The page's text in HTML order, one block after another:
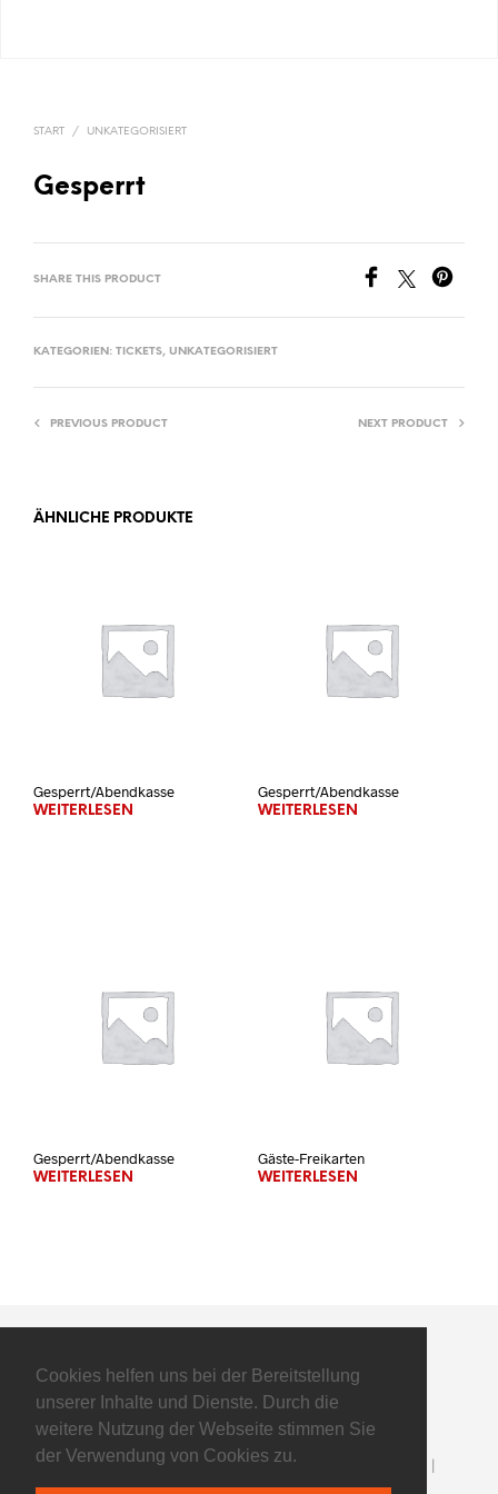
Cookies helfen uns bei der Bereitstellung
unserer Inhalte und Dienste. Durch die
weitere Nutzung der Webseite stimmen Sie
der Verwendung von Cookies zu.
START / UNKATEGORISIERT
Gesperrt
SHARE THIS PRODUCT
KATEGORIEN: TICKETS, UNKATEGORISIERT
PREVIOUS PRODUCT NEXT PRODUCT
ÄHNLICHE PRODUKTE
Gesperrt/Abendkasse
WEITERLESEN
Gesperrt/Abendkasse
WEITERLESEN
Gesperrt/Abendkasse
WEITERLESEN
Gäste-Freikarten
WEITERLESEN
©2025 Flyers Basketball GmbH - All Rights Reserved |
Impressum|Datenschutz| powered by